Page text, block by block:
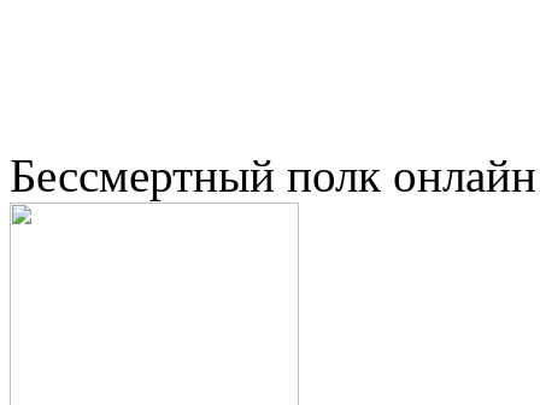
Бессмертный полк онлайн